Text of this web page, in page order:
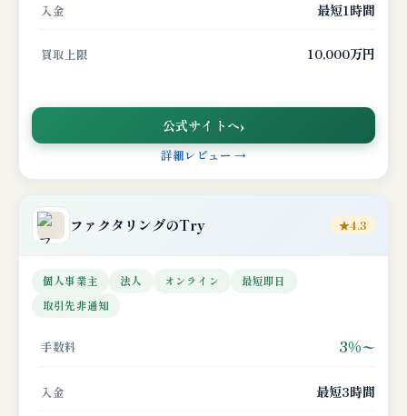
入金 最短1時間
買取上限 10,000万円
公式サイトへ
詳細レビュー →
ファクタリングのTry ★4.3
個人事業主 法人 オンライン
最短即日
取引先非通知
手数料 3%〜
入金 最短3時間